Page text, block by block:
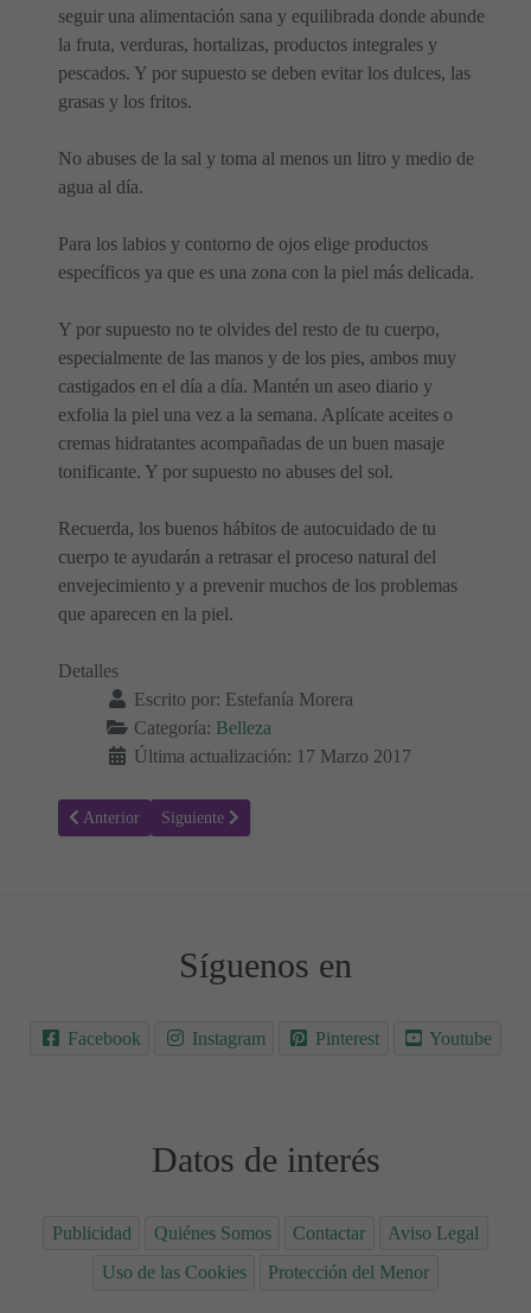
seguir una alimentación sana y equilibrada donde abunde
la fruta, verduras, hortalizas, productos integrales y
pescados. Y por supuesto se deben evitar los dulces, las
grasas y los fritos.
No abuses de la sal y toma al menos un litro y medio de
agua al día.
Para los labios y contorno de ojos elige productos
específicos ya que es una zona con la piel más delicada.
Y por supuesto no te olvides del resto de tu cuerpo,
especialmente de las manos y de los pies, ambos muy
castigados en el día a día. Mantén un aseo diario y
exfolia la piel una vez a la semana. Aplícate aceites o
cremas hidratantes acompañadas de un buen masaje
tonificante. Y por supuesto no abuses del sol.
Recuerda, los buenos hábitos de autocuidado de tu
cuerpo te ayudarán a retrasar el proceso natural del
envejecimiento y a prevenir muchos de los problemas
que aparecen en la piel.
Detalles
Escrito por: Estefanía Morera
Categoría: Belleza
Última actualización: 17 Marzo 2017
Artículo anterior: Chocolaterapia - Beneficios del Cacao para la Piel
Anterior Artículo siguiente: Cómo hacer tus propios cosméticos
Siguiente
Síguenos en
Facebook Instagram Pinterest Youtube
Datos de interés
Publicidad Quiénes Somos Contactar
Aviso Legal
Uso de las Cookies
Protección del Menor